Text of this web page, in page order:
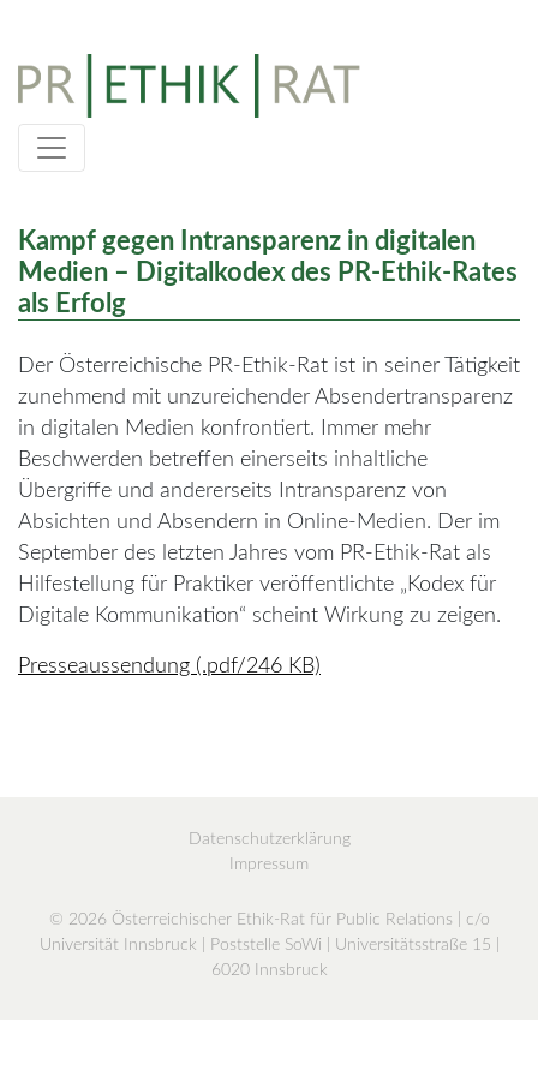
Skip
content
Kampf gegen Intransparenz in digitalen
Medien – Digitalkodex des PR-Ethik-Rates
als Erfolg
Der Österreichische PR-Ethik-Rat ist in seiner Tätigkeit
zunehmend mit unzureichender Absendertransparenz
in digitalen Medien konfrontiert. Immer mehr
Beschwerden betreffen einerseits inhaltliche
Übergriffe und andererseits Intransparenz von
Absichten und Absendern in Online-Medien. Der im
September des letzten Jahres vom PR-Ethik-Rat als
Hilfestellung für Praktiker veröffentlichte „Kodex für
Digitale Kommunikation“ scheint Wirkung zu zeigen.
Presseaussendung (.pdf/246 KB)
Datenschutzerklärung
Impressum
© 2026 Österreichischer Ethik-Rat für Public Relations | c/o
Universität Innsbruck | Poststelle SoWi | Universitätsstraße 15 |
6020 Innsbruck